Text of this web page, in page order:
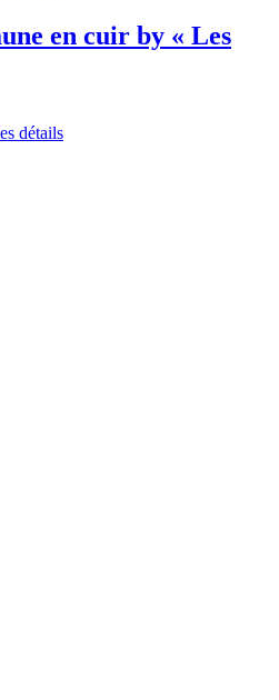
en cuir by « Les
détails